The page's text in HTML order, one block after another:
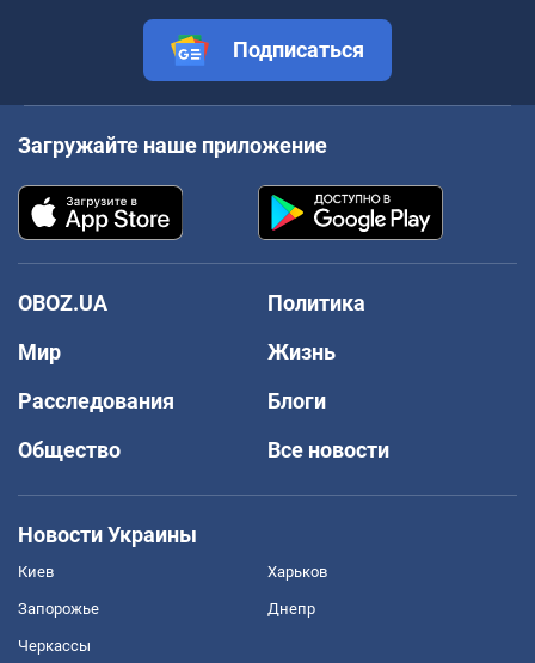
Подписаться
Загружайте наше приложение
OBOZ.UA
Политика
Мир
Жизнь
Расследования
Блоги
Общество
Все новости
Новости Украины
Киев Харьков
Запорожье Днепр
Черкассы